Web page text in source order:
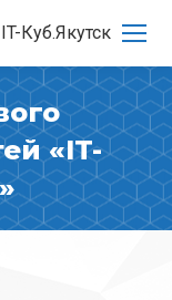
IT-Куб.Якутск
«IT-